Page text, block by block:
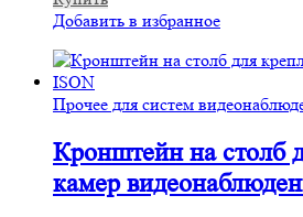
Добавить в избранное
Прочее для систем
Кронштейн на столб
камер